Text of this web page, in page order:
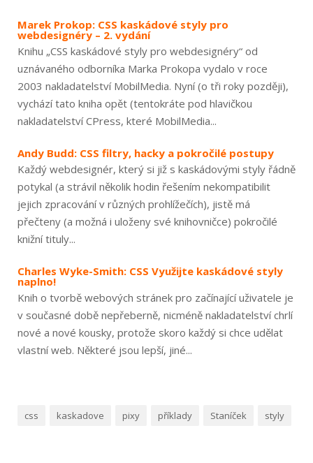
Marek Prokop: CSS kaskádové styly pro
webdesignéry – 2. vydání
Knihu „CSS kaskádové styly pro webdesignéry“ od
uznávaného odborníka Marka Prokopa vydalo v roce
2003 nakladatelství MobilMedia. Nyní (o tři roky později),
vychází tato kniha opět (tentokráte pod hlavičkou
nakladatelství CPress, které MobilMedia...
Andy Budd: CSS filtry, hacky a pokročilé postupy
Každý webdesignér, který si již s kaskádovými styly řádně
potykal (a strávil několik hodin řešením nekompatibilit
jejich zpracování v různých prohlížečích), jistě má
přečteny (a možná i uloženy své knihovničce) pokročilé
knižní tituly...
Charles Wyke-Smith: CSS Využijte kaskádové styly
naplno!
Knih o tvorbě webových stránek pro začínající uživatele je
v současné době nepřeberně, nicméně nakladatelství chrlí
nové a nové kousky, protože skoro každý si chce udělat
vlastní web. Některé jsou lepší, jiné...
css kaskadove pixy příklady Staníček styly